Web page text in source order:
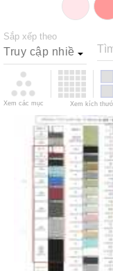
Sắp xếp theo
Xem các mục Xem kích